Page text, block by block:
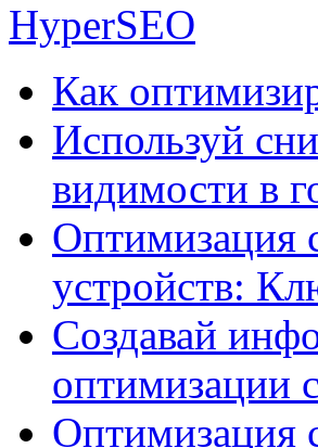
HyperSEO
Как
Используй
видимости в
Оптимизация
устройств:
Создавай
оптимизации
Оптимизация